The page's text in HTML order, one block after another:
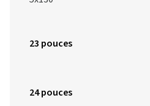
23 pouces
24 pouces